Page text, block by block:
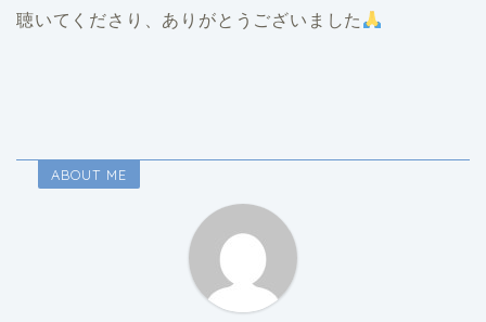
聴いてくださり、ありがとうございました
ABOUT ME